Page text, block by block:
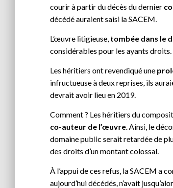
courir à partir du décès du dernier
décédé auraient saisi la SACEM.
L’œuvre litigieuse, tombée dans le
considérables pour les ayants droits.
Les héritiers ont revendiqué une
infructueuse à deux reprises, ils
devrait avoir lieu en 2019.
Comment ? Les héritiers du
co-auteur de l’œuvre. Ainsi, le
domaine public serait retardée de
des droits d’un montant colossal.
À l’appui de ces refus, la SACEM a
aujourd’hui décédés, n’avait